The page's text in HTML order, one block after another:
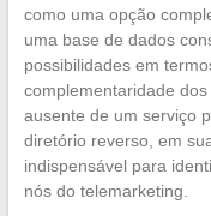
como uma opção
uma base de dados
possibilidades em
complementaridade
ausente de um serviço
diretório reverso, em
indispensável para
nós do telemarketing.